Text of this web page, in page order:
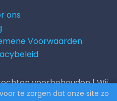
ons
Voorwaarden
voorbehouden | Wij
prijs! | Powered by
te zorgen dat onze site zo